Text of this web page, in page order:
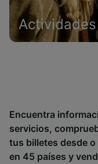
Actividades
Encuentra
servicios,
tus billetes desde
en 45 países y